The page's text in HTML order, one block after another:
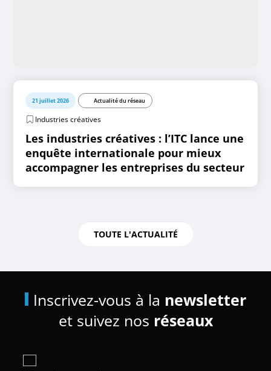
21 juillet 2026 Actualité du réseau
Industries créatives
Les industries créatives : l’ITC lance une
enquête internationale pour mieux
accompagner les entreprises du secteur
TOUTE L'ACTUALITÉ
Inscrivez-vous à la newsletter
et suivez nos réseaux